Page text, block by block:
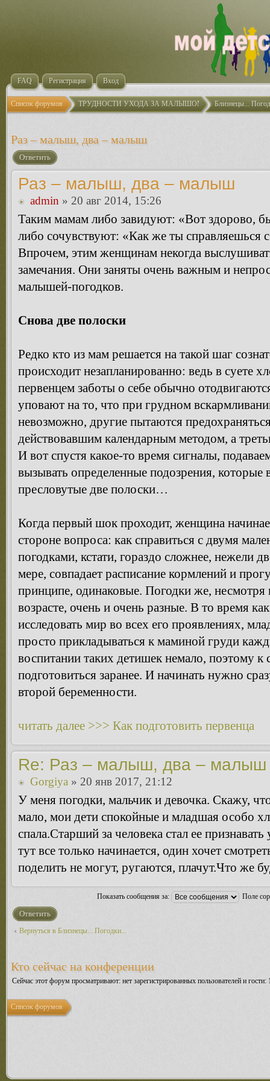
FAQ Регистрация Вход
Список форумов ТРУДНОСТИ УХОДА ЗА МАЛЫШОМ Близнецы...
Раз – малыш, два – малыш
Ответить
Раз – малыш, два – малыш
admin » 20 авг 2014, 15:26
Таким мамам либо завидуют: «Вот здорово,
либо сочувствуют: «Как же ты справляешься
Впрочем, этим женщинам некогда
замечания. Они заняты очень важным и
малышей-погодков.
Снова две полоски
Редко кто из мам решается на такой шаг
происходит незапланированно: ведь в суете
первенцем заботы о себе обычно
уповают на то, что при грудном
невозможно, другие пытаются
действовавшим календарным методом, а
И вот спустя какое-то время сигналы,
вызывать определенные подозрения, которые
пресловутые две полоски…
Когда первый шок проходит, женщина
стороне вопроса: как справиться с двумя
погодками, кстати, гораздо сложнее, нежели
мере, совпадает расписание кормлений и
принципе, одинаковые. Погодки же, несмотря
возрасте, очень и очень разные. В то время
исследовать мир во всех его проявлениях,
просто прикладываться к маминой груди
воспитании таких детишек немало, поэтому к
подготовиться заранее. И начинать нужно
второй беременности.
читать далее >>> Как подготовить первенца
Re: Раз – малыш, два – малыш
Gorgiya » 20 янв 2017, 21:12
У меня погодки, мальчик и девочка. Скажу,
мало, мои дети спокойные и младшая особо
спала.Старший за человека стал ее
тут все только начинается, один хочет
поделить не могут, ругаются, плачут.Что же
Показать сообщения за: Поле
Ответить
Вернуться в Близнецы... Погодки...
Кто сейчас на конференции
Сейчас этот форум просматривают: нет зарегистрированных пользователей и гости:
Список форумов